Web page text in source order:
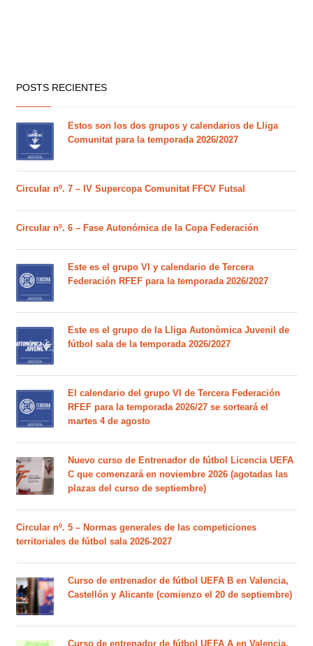
POSTS RECIENTES
Estos son los dos grupos y calendarios de Lliga
Comunitat para la temporada 2026/2027
Circular nº. 7 – IV Supercopa Comunitat FFCV Futsal
Circular nº. 6 – Fase Autonómica de la Copa Federación
Este es el grupo VI y calendario de Tercera
Federación RFEF para la temporada 2026/2027
Este es el grupo de la Lliga Autonòmica Juvenil de
fútbol sala de la temporada 2026/2027
El calendario del grupo VI de Tercera Federación
RFEF para la temporada 2026/27 se sorteará el
martes 4 de agosto
Nuevo curso de Entrenador de fútbol Licencia UEFA
C que comenzará en noviembre 2026 (agotadas las
plazas del curso de septiembre)
Circular nº. 5 – Normas generales de las competiciones
territoriales de fútbol sala 2026-2027
Curso de entrenador de fútbol UEFA B en Valencia,
Castellón y Alicante (comienzo el 20 de septiembre)
Curso de entrenador de fútbol UEFA A en Valencia,